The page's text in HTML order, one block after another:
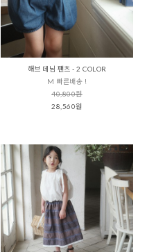
해브 데님 팬츠 - 2 COLOR
M 빠른배송 !
40,800원
28,560원